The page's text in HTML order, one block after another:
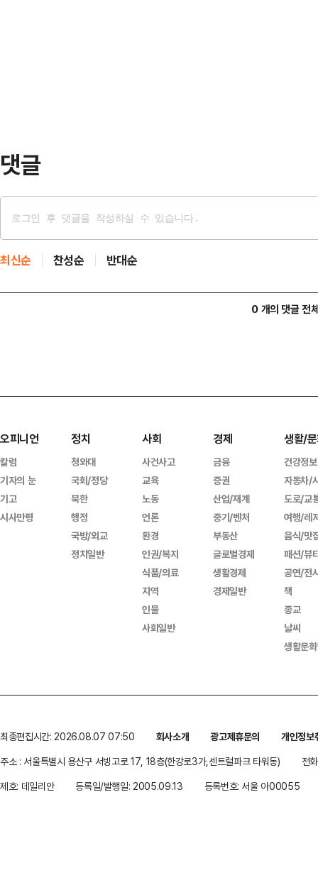
댓글
최신순 찬성순 반대순
0 개의 댓글 전
오피니언
칼럼
기자의 눈
기고
시사만평
정치
청와대
국회/정당
북한
행정
국방/외교
정치일반
사회
사건사고
교육
노동
언론
환경
인권/복지
식품/의료
지역
인물
사회일반
경제
금융
증권
산업/재계
중기/벤처
부동산
글로벌경제
생활경제
경제일반
생활/
건강정보
자동차/
도로/교
여행/레
음식/맛
패션/뷰
공연/전
책
종교
날씨
생활문
최종편집시간: 2026.08.07 07:50 회사소개 광고제휴문의
개인정보
주소 : 서울특별시 용산구 서빙고로 17, 18층(한강로3가,센트럴파크 타워동)
전
제호: 데일리안
등록일/발행일: 2005.09.13 등록번호: 서울 아00055